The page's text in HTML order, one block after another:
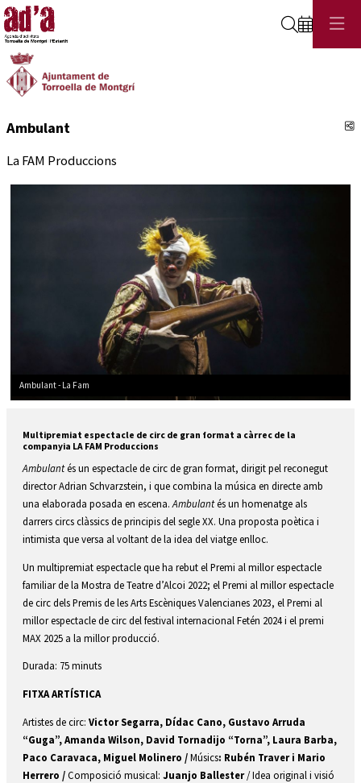
Cerca
Ambulant
La FAM Produccions
Ambulant - La Fam
Multipremiat espectacle de circ de gran format a càrrec de la
companyia LA FAM Produccions
Ambulant és un espectacle de circ de gran format, dirigit pel reconegut
director Adrian Schvarzstein, i que combina la música en directe amb
una elaborada posada en escena. Ambulant és un homenatge als
darrers circs clàssics de principis del segle XX. Una proposta poètica i
intimista que versa al voltant de la idea del viatge enlloc.
Un multipremiat espectacle que ha rebut el Premi al millor espectacle
familiar de la Mostra de Teatre d’Alcoi 2022; el Premi al millor espectacle
de circ dels Premis de les Arts Escèniques Valencianes 2023, el Premi al
millor espectacle de circ del festival internacional Fetén 2024 i el premi
MAX 2025 a la millor producció.
Durada: 75 minuts
FITXA ARTÍSTICA
Artistes de circ: Victor Segarra, Dídac Cano, Gustavo Arruda
“Guga”, Amanda Wilson, David Tornadijo “Torna”, Laura Barba,
Paco Caravaca, Miguel Molinero / Músics: Rubén Traver i Mario
Herrero / Composició musical: Juanjo Ballester / Idea original i visió